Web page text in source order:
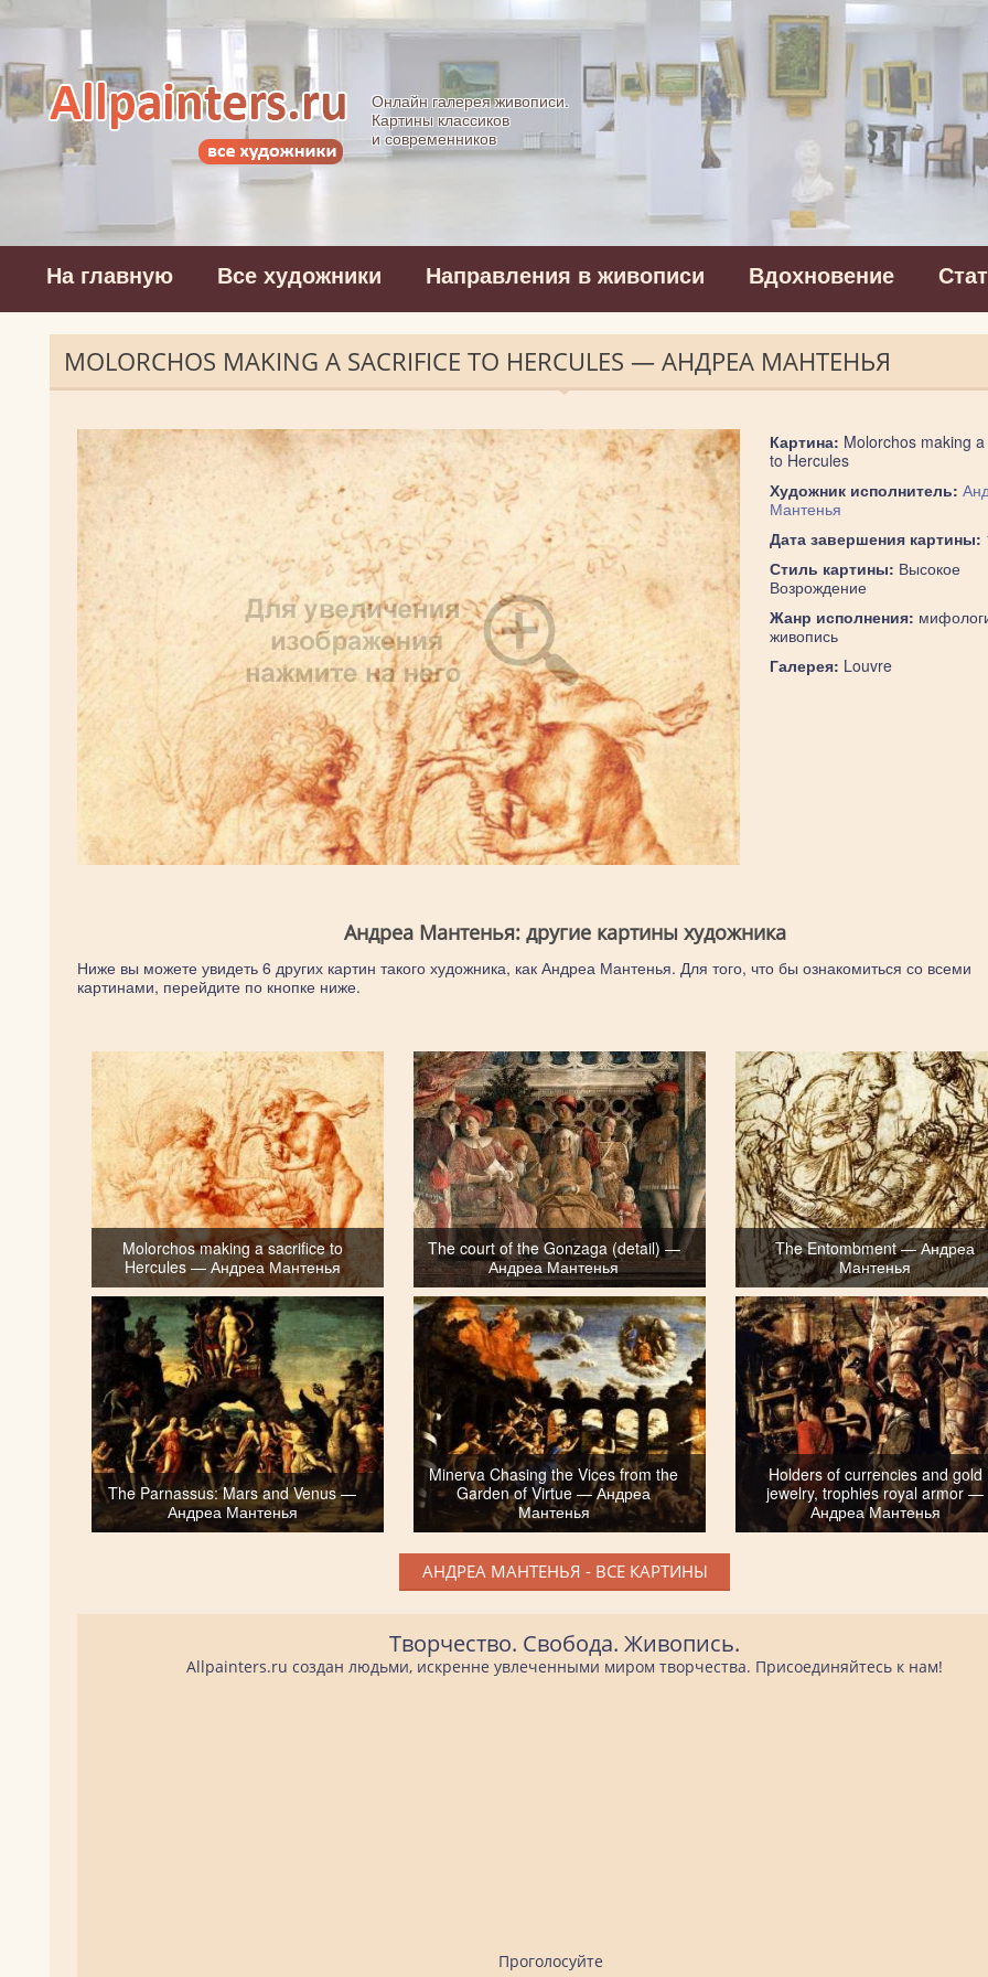
Allpainters.ru - картинная галерея
Онлайн галерея живописи.
Картины классиков
и современников
На главную Все художники Направления в живописи Вдохновение
MOLORCHOS MAKING A SACRIFICE TO HERCULES — АНДРЕА МАНТЕНЬЯ
Картина: Molorchos making
to Hercules
Художник исполнитель:
Мантенья
Дата завершения картины:
Стиль картины: Высокое
Возрождение
Жанр исполнения:
живопись
Галерея: Louvre
Андреа Мантенья: другие картины художника
Ниже вы можете увидеть 6 других картин такого художника, как Андреа Мантенья. Для того, что бы ознакомиться со всеми
картинами, перейдите по кнопке ниже.
Molorchos making a sacrifice to
Hercules — Андреа Мантенья
The court of the Gonzaga (detail) —
Андреа Мантенья
The Entombment — Андреа
Мантенья
The Parnassus: Mars and Venus —
Андреа Мантенья
Minerva Chasing the Vices from the
Garden of Virtue — Андреа
Мантенья
Holders of currencies and gold
jewelry, trophies royal armor —
Андреа Мантенья
АНДРЕА МАНТЕНЬЯ - ВСЕ КАРТИНЫ
Творчество. Свобода. Живопись.
Allpainters.ru создан людьми, искренне увлеченными миром творчества. Присоединяйтесь к нам!
Проголосуйте